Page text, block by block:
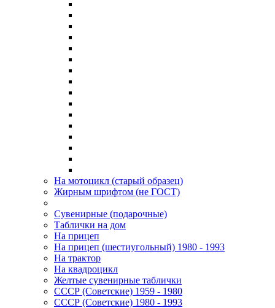
На мотоцикл (старый образец)
Жирным шрифтом (не ГОСТ)
Сувенирные (подарочные)
Таблички на дом
На прицеп
На прицеп (шестиугольный) 1980 - 1993
На трактор
На квадроцикл
Желтые сувенирные таблички
СССР (Советские) 1959 - 1980
СССР (Советские) 1980 - 1993